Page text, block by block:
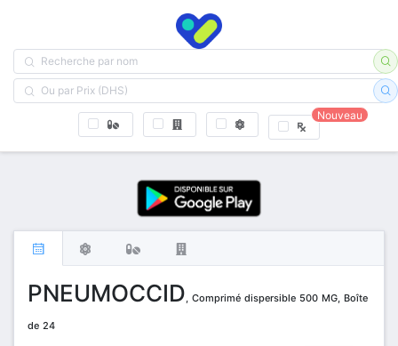
Nouveau
PNEUMOCCID, Comprimé dispersible 500 MG, Boîte
de 24